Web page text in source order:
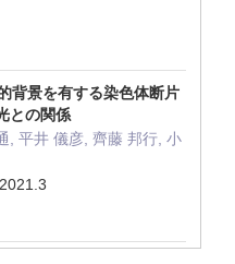
背景を有する染色体断片
との関係
, 平井 儀彦, 齊藤 邦行, 小